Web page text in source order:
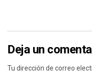
Deja un
Tu dirección de correo